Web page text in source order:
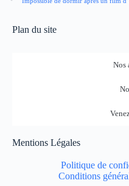
Plan du site
Nos
Mentions Légales
Politique de
Conditions